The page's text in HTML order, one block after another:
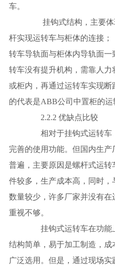
车。
挂钩式结构，主要体
杆实现运转车与柜体的连接
转车导轨面与柜体内导轨面
转车没有提升机构，需靠人
或柜内，再通过运转车实现
的代表是ABB公司中置柜的运
2.2.2 优缺点比较
相对于挂钩式运转车
完善的使用功能。但国内生
普遍，主要原因是螺杆式运
件较多，生产成本高，同时
数量较少，许多厂家并没有在
重视不够。
挂钩式运转车在功能
结构简单，易于加工制造，
广泛选用。但是，通过现场